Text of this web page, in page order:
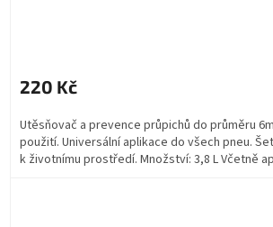
220 Kč
Utěsňovač a prevence průpichů do průměru
použití. Universální aplikace do všech pneu.
k životnímu prostředí. Množství: 3,8 L Včetně